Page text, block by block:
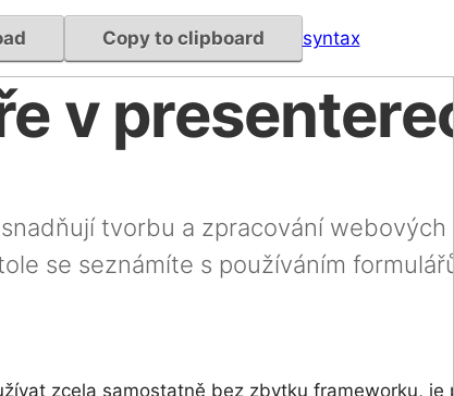
Copy to clipboard syntax
v
tvorbu a zpracování webových
se seznámíte s používáním
zcela samostatně bez zbytku frameworku, je